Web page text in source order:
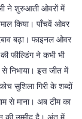
ने शुरुआती ओवरों में
किया। पाँचवें ओवर
बढ़ा। फाइनल ओवर
फील्डिंग ने कभी भी
से निभाया। इस जीत में
सुशिला गिरी के शब्दों
से माना। अब टीम का